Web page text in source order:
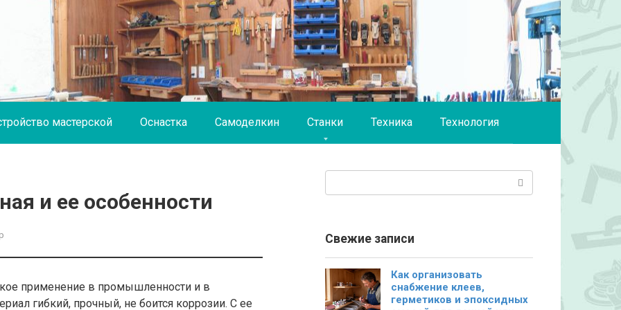
мастерской Оснастка Самоделкин Станки Техника Технология
и ее особенности
применение в промышленности и в
гибкий, прочный, не боится коррозии. С ее
Свежие записи
Как организовать
снабжение клеев,
герметиков и эпоксидных